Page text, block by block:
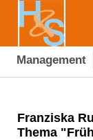
Management
Franziska
Thema